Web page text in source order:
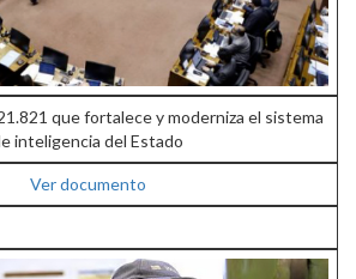
que fortalece y moderniza el sistema
inteligencia del Estado
Ver documento